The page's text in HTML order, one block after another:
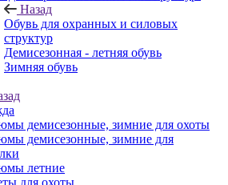
Назад
Обувь для охранных и силовых
структур
Демисезонная - летняя обувь
Зимняя обувь
демисезонные, зимние для охоты
демисезонные, зимние для
летние
для охоты